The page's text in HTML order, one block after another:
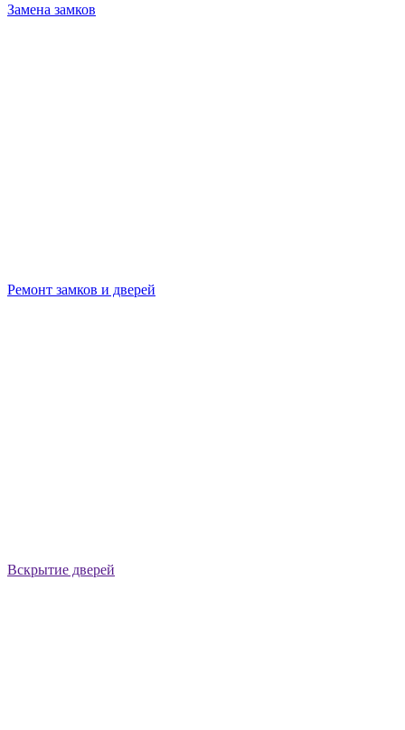
Замена замков
Ремонт замков и дверей
Вскрытие дверей